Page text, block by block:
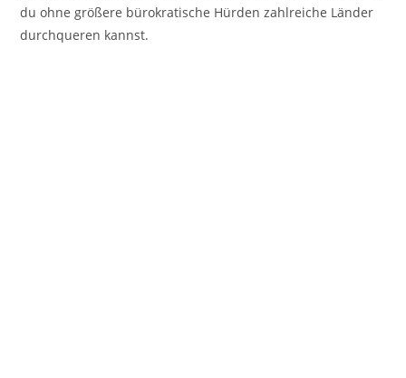
du ohne größere bürokratische Hürden zahlreiche Länder
durchqueren kannst.